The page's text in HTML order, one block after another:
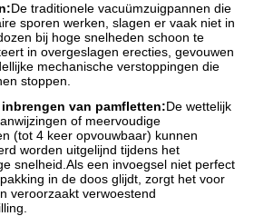
De traditionele vacuümzuigpannen die
sporen werken, slagen er vaak niet in
bij hoge snelheden schoon te
in overgeslagen erecties, gevouwen
mechanische verstoppingen die
stoppen.
van pamfletten:De wettelijk
of meervoudige
(tot 4 keer opvouwbaar) kunnen
worden uitgelijnd tijdens het
snelheid.Als een invoegsel niet perfect
in de doos glijdt, zorgt het voor
veroorzaakt verwoestend